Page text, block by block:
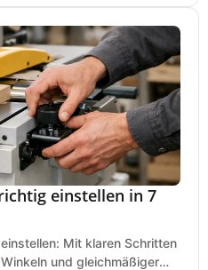
einstellen in 7
Mit klaren Schritten
und gleichmäßiger